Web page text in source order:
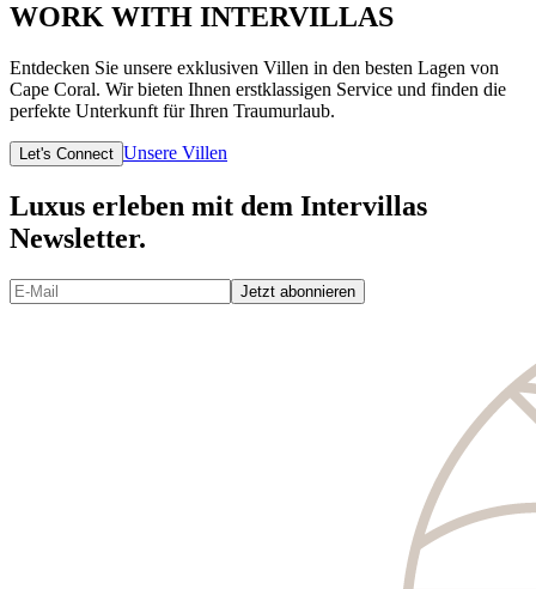
WORK WITH INTERVILLAS
Entdecken Sie unsere exklusiven Villen in den besten Lagen von
Cape Coral. Wir bieten Ihnen erstklassigen Service und finden die
perfekte Unterkunft für Ihren Traumurlaub.
Let's Connect Unsere Villen
Luxus erleben mit dem Intervillas
Newsletter.
Jetzt abonnieren